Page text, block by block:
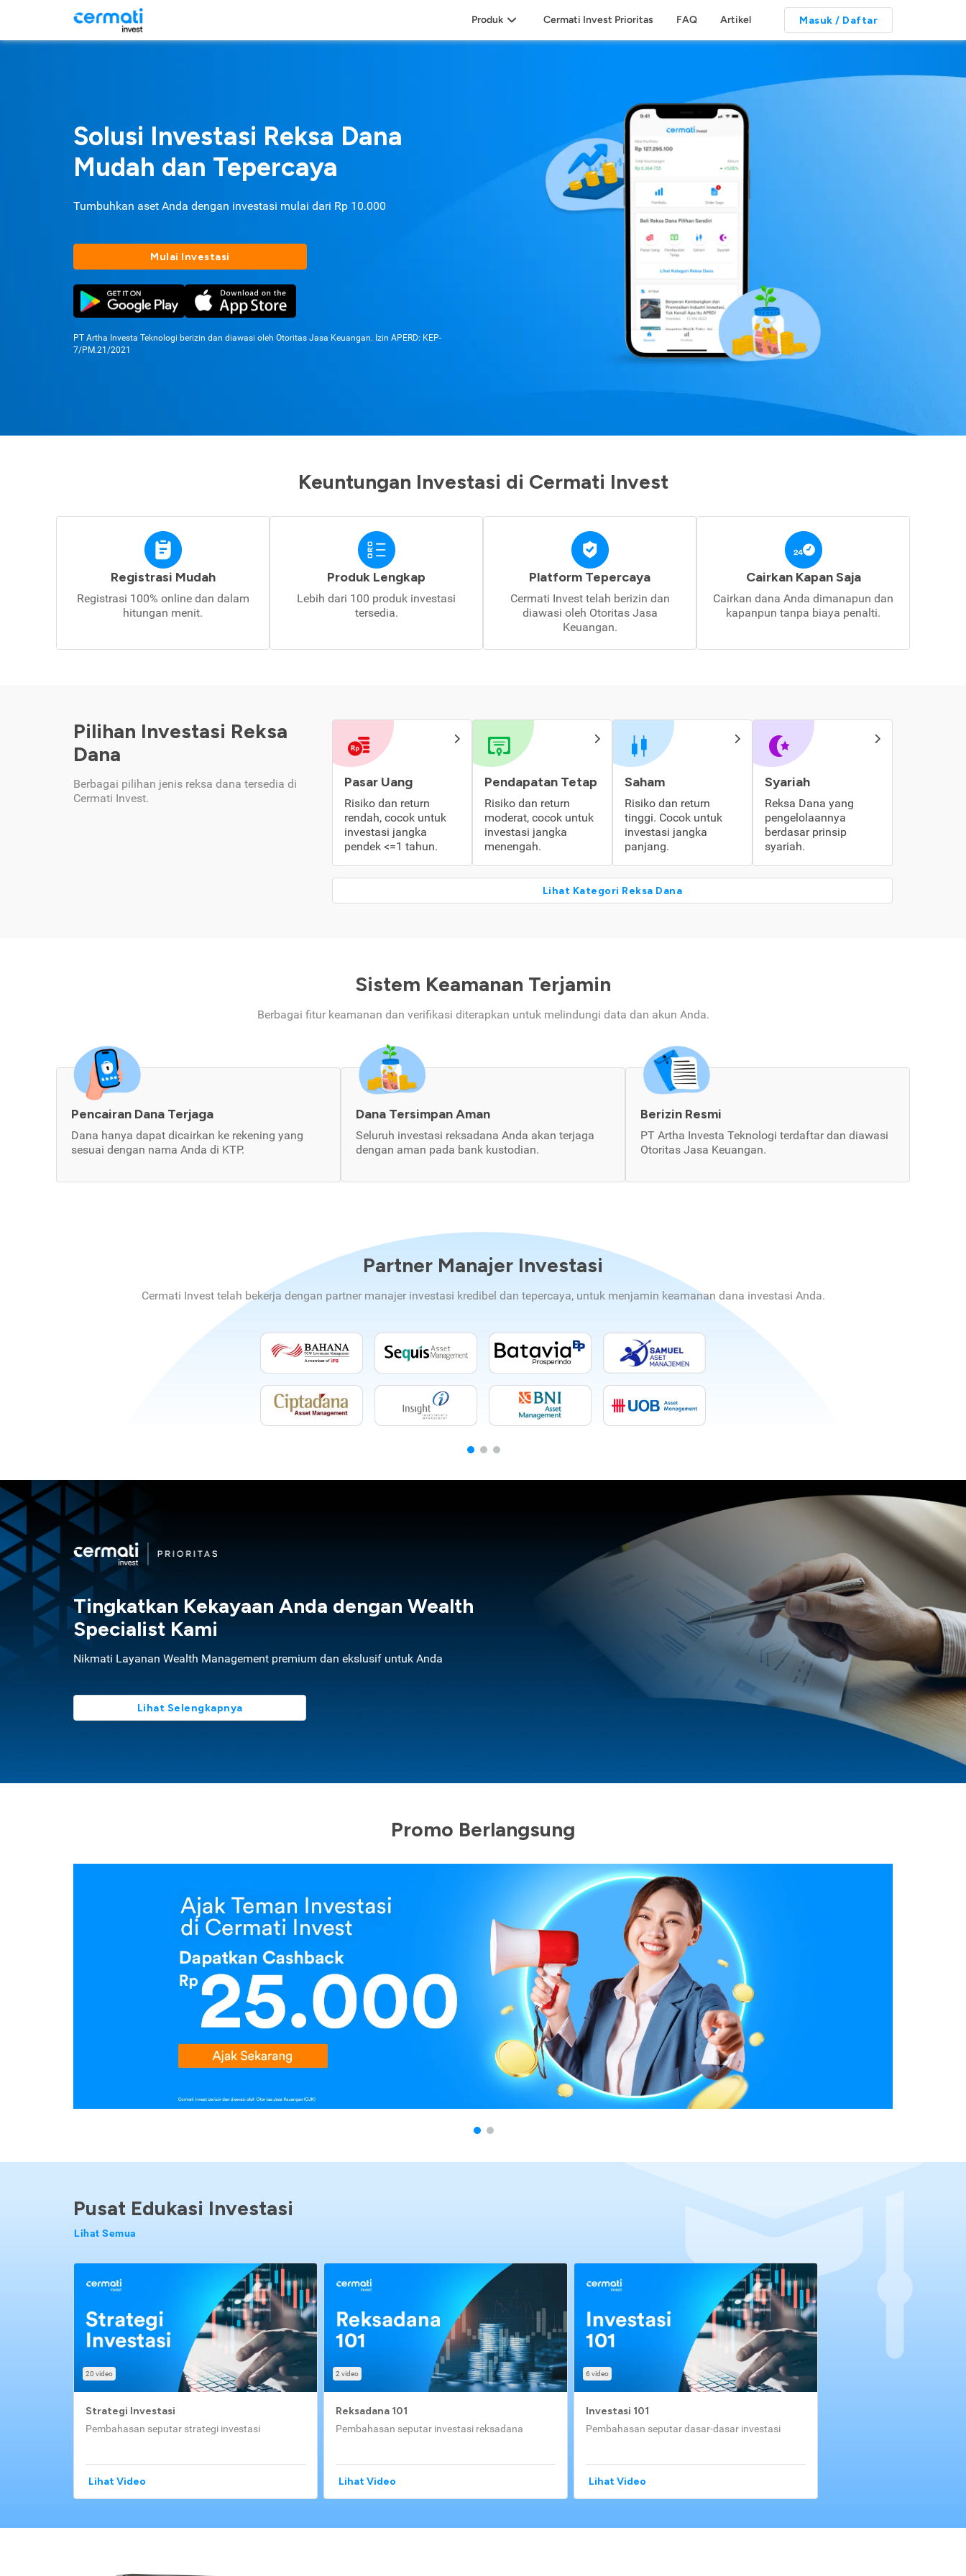
Produk Cermati Invest Prioritas FAQ Artikel Masuk / Daftar
Solusi Investasi Reksa Dana
Mudah dan Tepercaya
Tumbuhkan aset Anda dengan investasi mulai dari Rp 10.000
Mulai Investasi
PT Artha Investa Teknologi berizin dan diawasi oleh Otoritas Jasa Keuangan. Izin APERD: KEP-
7/PM.21/2021
Keuntungan Investasi di Cermati Invest
Registrasi Mudah
Registrasi 100% online dan dalam
hitungan menit.
Produk Lengkap
Lebih dari 100 produk investasi
tersedia.
Platform Tepercaya
Cermati Invest telah berizin dan
diawasi oleh Otoritas Jasa
Keuangan.
Cairkan Kapan Saja
Cairkan dana Anda dimanapun dan
kapanpun tanpa biaya penalti.
Pilihan Investasi Reksa
Dana
Berbagai pilihan jenis reksa dana tersedia di
Cermati Invest.
Pasar Uang
Risiko dan return
rendah, cocok untuk
investasi jangka
pendek <=1 tahun.
Pendapatan Tetap
Risiko dan return
moderat, cocok untuk
investasi jangka
menengah.
Saham
Risiko dan return
tinggi. Cocok untuk
investasi jangka
panjang.
Syariah
Reksa Dana yang
pengelolaannya
berdasar prinsip
syariah.
Lihat Kategori Reksa Dana
Sistem Keamanan Terjamin
Berbagai fitur keamanan dan verifikasi diterapkan untuk melindungi data dan akun Anda.
Pencairan Dana Terjaga
Dana hanya dapat dicairkan ke rekening yang
sesuai dengan nama Anda di KTP.
Dana Tersimpan Aman
Seluruh investasi reksadana Anda akan terjaga
dengan aman pada bank kustodian.
Berizin Resmi
PT Artha Investa Teknologi terdaftar dan diawasi
Otoritas Jasa Keuangan.
Partner Manajer Investasi
Cermati Invest telah bekerja dengan partner manajer investasi kredibel dan tepercaya, untuk menjamin keamanan dana investasi Anda.
Tingkatkan Kekayaan Anda dengan Wealth
Specialist Kami
Nikmati Layanan Wealth Management premium dan ekslusif untuk Anda
Lihat Selengkapnya
Promo Berlangsung
Pusat Edukasi Investasi
Lihat Semua
20 video
Strategi Investasi
Pembahasan seputar strategi investasi
Lihat Video
2 video
Reksadana 101
Pembahasan seputar investasi reksadana
Lihat Video
6 video
Investasi 101
Pembahasan seputar dasar-dasar investasi
Lihat Video